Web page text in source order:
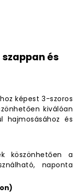
szappan és
képest 3-szoros
kiválóan
hajmosásához és
köszönhetően a
naponta